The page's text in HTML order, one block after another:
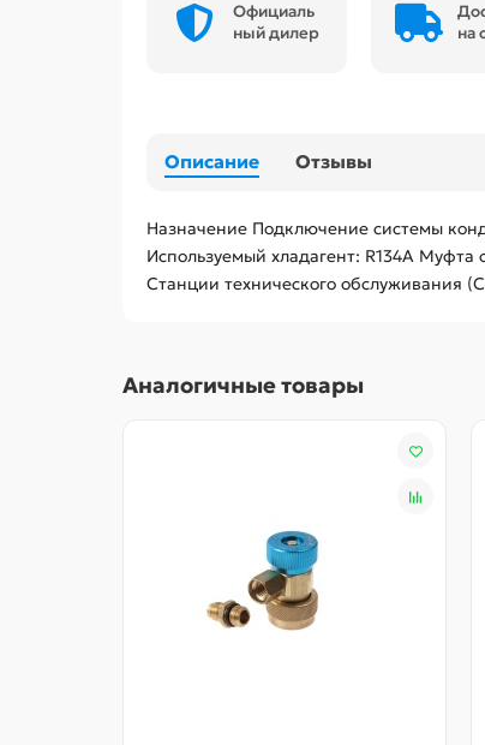
Официаль
ный дилер
на
Описание Отзывы
Назначение Подключение системы
Используемый хладагент: R134A
Станции технического обслуживания
Аналогичные товары